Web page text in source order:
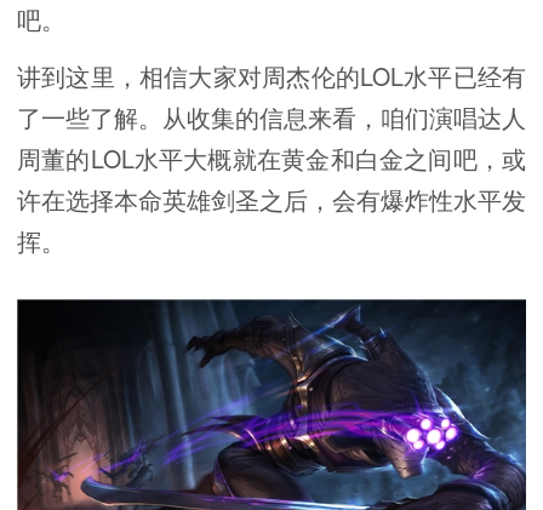
吧。
讲到这里，相信大家对周杰伦的LOL水平已经有
了一些了解。从收集的信息来看，咱们演唱达人
周董的LOL水平大概就在黄金和白金之间吧，或
许在选择本命英雄剑圣之后，会有爆炸性水平发
挥。